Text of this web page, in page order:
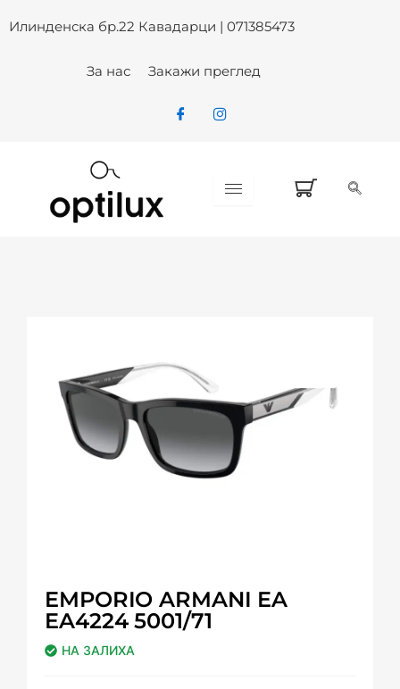
toИлинденска бр.22 Кавадарци | 071385473
За нас Закажи преглед
EMPORIO ARMANI EA
EA4224 5001/71
НА ЗАЛИХА